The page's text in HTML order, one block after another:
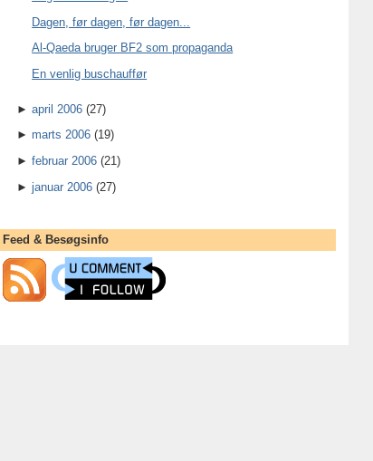
Dagen, før dagen, før dagen...
Al-Qaeda bruger BF2 som propaganda
En venlig buschauffør
►april 2006 (27)
►marts 2006 (19)
►februar 2006 (21)
►januar 2006 (27)
Feed & Besøgsinfo